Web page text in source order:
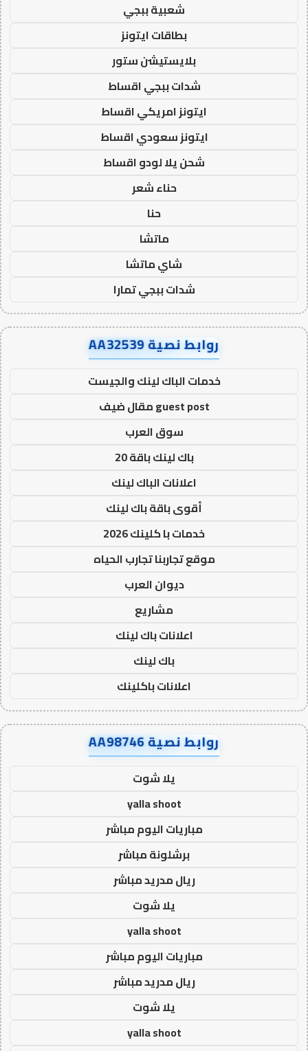
شعبية ببجي
بطاقات ايتونز
بلايستيشن ستور
شدات ببجي اقساط
ايتونز امريكي اقساط
ايتونز سعودي اقساط
شحن يلا لودو اقساط
حناء شعر
حنا
ماتشا
شاي ماتشا
شدات ببجي تمارا
روابط نصية AA32539
خدمات الباك لينك والجيست
guest post مقال ضيف
سوق العرب
باك لينك باقة 20
اعلانات الباك لينك
أقوى باقة باك لينك
خدمات با كلينك 2026
موقع تجاربنا تجارب الحياه
ديوان العرب
مشاريع
اعلانات باك لينك
باك لينك
اعلانات باكلينك
روابط نصية AA98746
يلا شوت
yalla shoot
مباريات اليوم مباشر
برشلونة مباشر
ريال مدريد مباشر
يلا شوت
yalla shoot
مباريات اليوم مباشر
ريال مدريد مباشر
يلا شوت
yalla shoot